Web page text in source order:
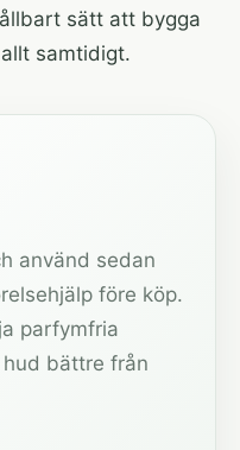
sätt att bygga
samtidigt.
använd sedan
före köp.
parfymfria
bättre från